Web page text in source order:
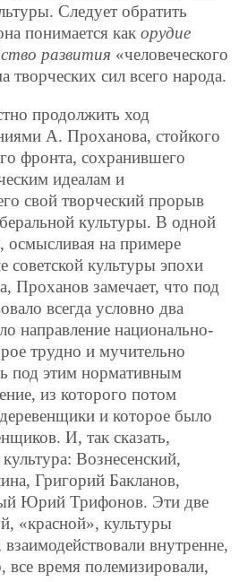
Следует обратить
понимается как орудие
развития «человеческого
творческих сил всего народа.
продолжить ход
А. Проханова, стойкого
фронта, сохранившего
идеалам и
свой творческий прорыв
культуры. В одной
осмысливая на примере
советской культуры эпохи
Проханов замечает, что под
всегда условно два
направление национально-
трудно и мучительно
под этим нормативным
из которого потом
и которое было
И, так сказать,
Вознесенский,
Григорий Бакланов,
Юрий Трифонов. Эти две
«красной», культуры
внутренне,
все время полемизировали,